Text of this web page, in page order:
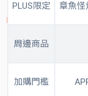
PLUS限定 章魚怪
周邊商品
加購門檻